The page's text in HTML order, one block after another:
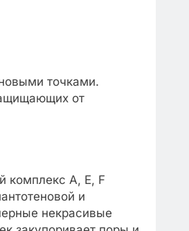
точками.
от
комплекс A, E, F
и
некрасивые